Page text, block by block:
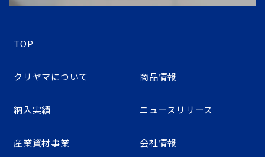
TOP
クリヤマについて 商品情報
納入実績 ニュースリリース
産業資材事業 会社情報